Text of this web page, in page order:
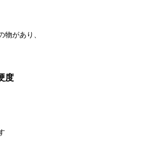
物があり、
度